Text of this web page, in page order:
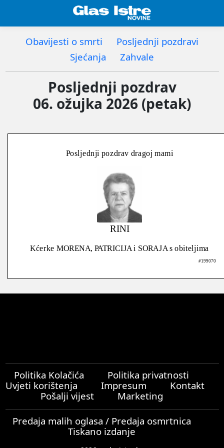
Obavijesti o smrti
Posljednji pozdravi
Sjećanja
Zahvale
Posljednji pozdrav
06. ožujka 2026 (petak)
Posljednji pozdrav dragoj mami
RINI
Kćerke MORENA, PATRICIJA i SORAJA s obiteljima
#199070
Politika Kolačića
Politika privatnosti
Uvjeti korištenja
Impresum
Kontakt
Pošalji vijest
Marketing
Predaja malih oglasa / Predaja osmrtnica
Tiskano izdanje